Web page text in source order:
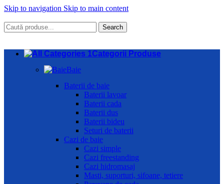
Skip to navigation Skip to main content
Search
Categorii Produse
Baie
Baterii de baie
Baterii lavoar
Baterii cada
Baterii dus
Baterii bideu
Seturi de baterii
Cazi de baie
Cazi simple
Cazi freestanding
Cazi hidromasaj
Masti, suporturi, sifoane, tetiere